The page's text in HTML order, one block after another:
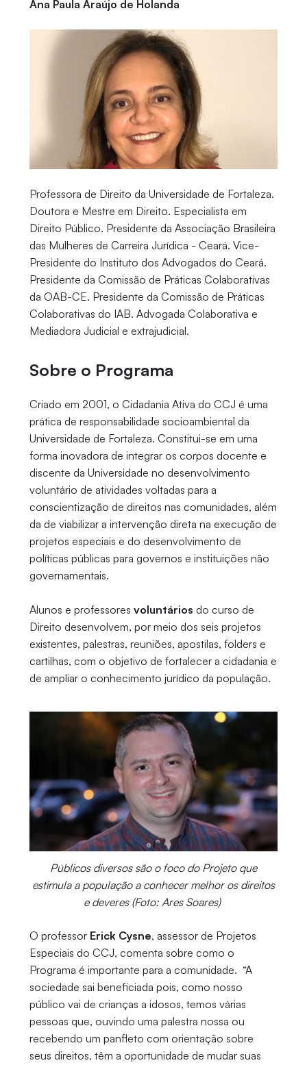
Ana Paula Araújo de Holanda
Professora de Direito da Universidade de Fortaleza.
Doutora e Mestre em Direito. Especialista em
Direito Público. Presidente da Associação Brasileira
das Mulheres de Carreira Jurídica - Ceará. Vice-
Presidente do Instituto dos Advogados do Ceará.
Presidente da Comissão de Práticas Colaborativas
da OAB-CE. Presidente da Comissão de Práticas
Colaborativas do IAB. Advogada Colaborativa e
Mediadora Judicial e extrajudicial.
Sobre o Programa
Criado em 2001, o Cidadania Ativa do CCJ é uma
prática de responsabilidade socioambiental da
Universidade de Fortaleza. Constitui-se em uma
forma inovadora de integrar os corpos docente e
discente da Universidade no desenvolvimento
voluntário de atividades voltadas para a
conscientização de direitos nas comunidades, além
da de viabilizar a intervenção direta na execução de
projetos especiais e do desenvolvimento de
políticas públicas para governos e instituições não
governamentais.
Alunos e professores voluntários do curso de
Direito desenvolvem, por meio dos seis projetos
existentes, palestras, reuniões, apostilas, folders e
cartilhas, com o objetivo de fortalecer a cidadania e
de ampliar o conhecimento jurídico da população.
Públicos diversos são o foco do Projeto que
estimula a população a conhecer melhor os direitos
e deveres (Foto: Ares Soares)
O professor Erick Cysne, assessor de Projetos
Especiais do CCJ, comenta sobre como o
Programa é importante para a comunidade. “A
sociedade sai beneficiada pois, como nosso
público vai de crianças a idosos, temos várias
pessoas que, ouvindo uma palestra nossa ou
recebendo um panfleto com orientação sobre
seus direitos, têm a oportunidade de mudar suas